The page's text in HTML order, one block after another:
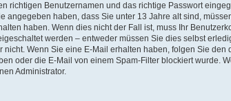
richtigen Benutzernamen und das richtige Passwort
angegeben haben, dass Sie unter 13 Jahre alt sind,
haben. Wenn dies nicht der Fall ist, muss Ihr
werden – entweder müssen Sie dies selbst
nicht. Wenn Sie eine E-Mail erhalten haben, folgen Sie
oder die E-Mail von einem Spam-Filter blockiert wurde.
Administrator.